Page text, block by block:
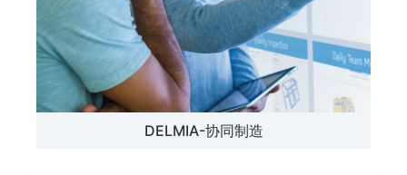
DELMIA-协同制造